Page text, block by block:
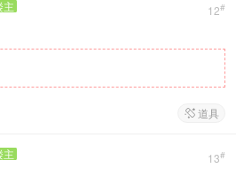
12#
主
 道具
13#
主